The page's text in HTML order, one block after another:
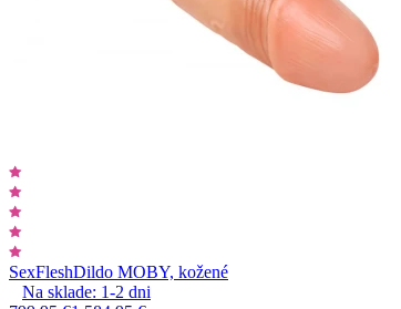
SexFleshDildo MOBY, kožené
Na sklade: 1-2 dni